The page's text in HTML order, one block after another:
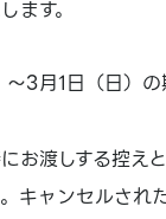
す。
3月1日（日）の
渡しする控え
キャンセルされ